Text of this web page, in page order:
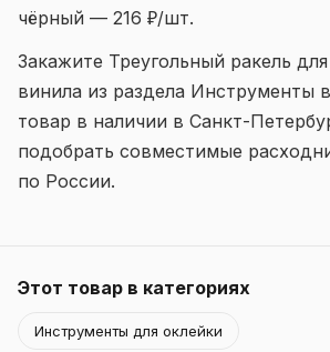
чёрный — 216 ₽/шт.
Закажите Треугольный ракель
винила из раздела Инструменты
товар в наличии в Санкт-
подобрать совместимые
по России.
Этот товар в категориях
Инструменты для оклейки